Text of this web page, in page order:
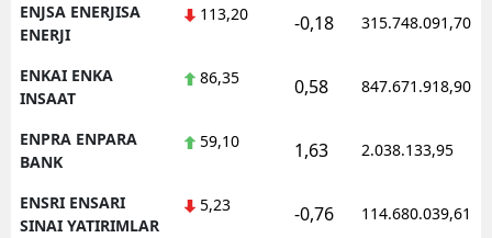
ENJSA ENERJISA
ENERJI
113,20 -0,18 315.748.091,70
ENKAI ENKA
INSAAT
86,35 0,58 847.671.918,90
ENPRA ENPARA
BANK
59,10 1,63 2.038.133,95
ENSRI ENSARI
SINAI YATIRIMLAR
5,23 -0,76 114.680.039,61